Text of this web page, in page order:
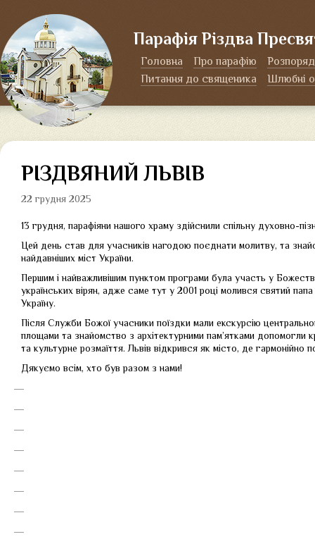
Парафія Різдва
Головна Про парафію
Питання до священика
Шлюбні
РІЗДВЯНИЙ ЛЬВІВ
22 грудня 2025
13 грудня, парафіяни нашого храму здійснили спільну духовно-
Цей день став для учасників нагодою поєднати молитву, та
найдавніших міст України.
Першим і найважливішим пунктом програми була участь у
українських вірян, адже саме тут у 2001 році молився святий
Україну.
Після Служби Божої учасники поїздки мали екскурсію
площами та знайомство з архітектурними пам’ятками допомогли
та культурне розмаїття. Львів відкрився як місто, де гармонійно
Дякуємо всім, хто був разом з нами!